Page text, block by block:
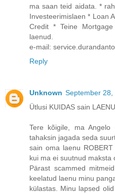
ma saan teid aidata. *
Investeerimislaen * Loan
Credit * Teine
laenud.
e-mail:
Reply
Unknown September 28,
Ütlusi KUIDAS sain
Tere kõigile, ma Angelo
tahaksin jagada seda
sain oma laenu
kui ma ei suutnud maksta
Pärast scammed
keelatud laenu minu
külastas. Minu lapsed